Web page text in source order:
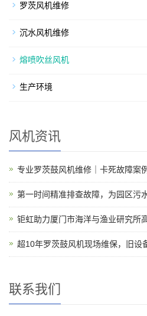
罗茨风机维修
沉水风机维修
熔喷吹丝风机
生产环境
风机资讯
专业罗茨鼓风机维修｜卡死故障案
第一时间精准排查故障，为园区污
钜虹助力厦门市海洋与渔业研究所
超10年罗茨鼓风机现场维保，旧设
联系我们